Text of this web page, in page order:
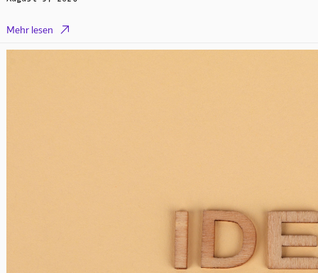
Mehr lesen 